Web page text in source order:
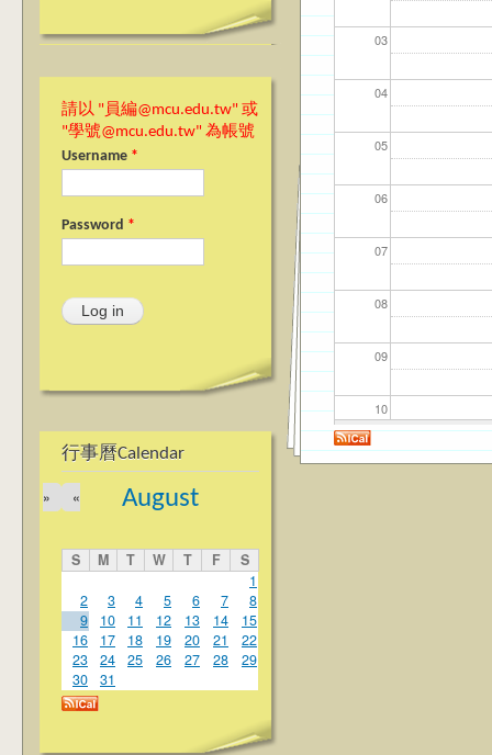
請以 "員編@mcu.edu.tw" 或
"學號@mcu.edu.tw" 為帳號
Username *
Password *
行事曆Calendar
August
«
»
S M T W T F
S
1
2
3 4 5 6 7
8
9
10 11 12 13 14
15
16
17 18 19 20 21
22
23
24 25 26 27 28
29
30
31
03
04
05
06
07
08
09
10
11